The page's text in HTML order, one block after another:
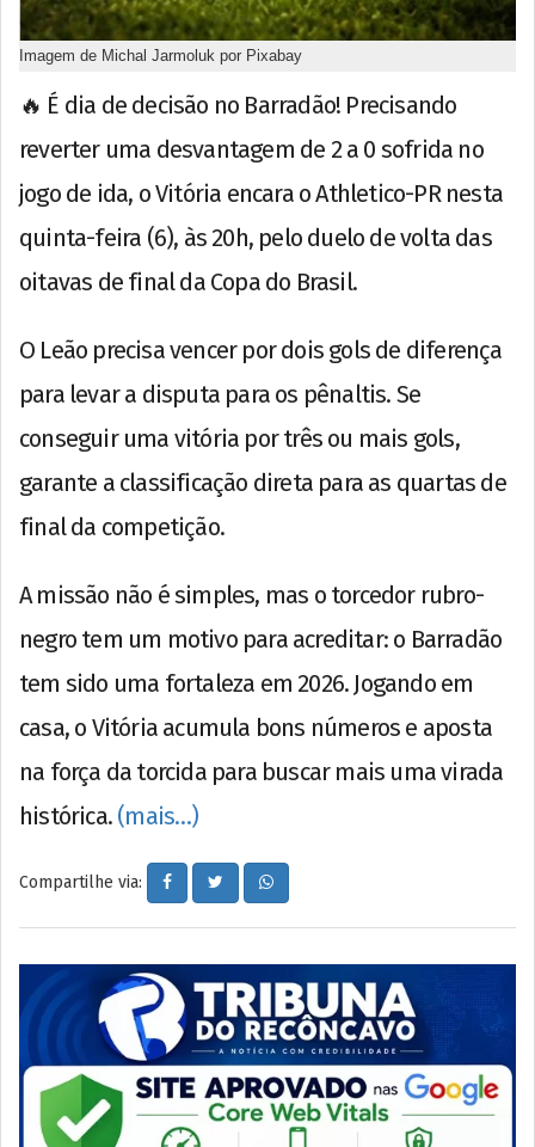
Imagem de Michal Jarmoluk por Pixabay
🔥 É dia de decisão no Barradão! Precisando
reverter uma desvantagem de 2 a 0 sofrida no
jogo de ida, o Vitória encara o Athletico-PR nesta
quinta-feira (6), às 20h, pelo duelo de volta das
oitavas de final da Copa do Brasil.
O Leão precisa vencer por dois gols de diferença
para levar a disputa para os pênaltis. Se
conseguir uma vitória por três ou mais gols,
garante a classificação direta para as quartas de
final da competição.
A missão não é simples, mas o torcedor rubro-
negro tem um motivo para acreditar: o Barradão
tem sido uma fortaleza em 2026. Jogando em
casa, o Vitória acumula bons números e aposta
na força da torcida para buscar mais uma virada
histórica. (mais…)
Compartilhe via: